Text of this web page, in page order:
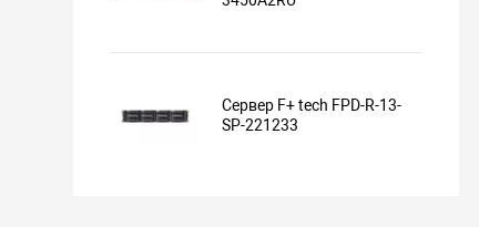
Сервер F+ tech FPD-R-13-
SP-221233